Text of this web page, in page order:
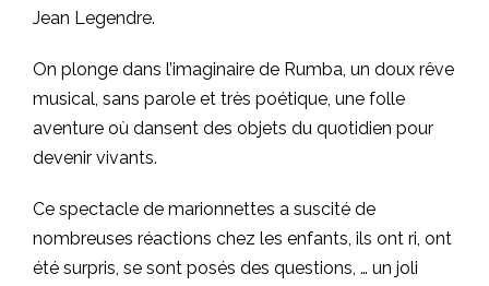
Jean Legendre.
On plonge dans l’imaginaire de Rumba, un doux rêve
musical, sans parole et très poétique, une folle
aventure où dansent des objets du quotidien pour
devenir vivants.
Ce spectacle de marionnettes a suscité de
nombreuses réactions chez les enfants, ils ont ri, ont
été surpris, se sont posés des questions, … un joli